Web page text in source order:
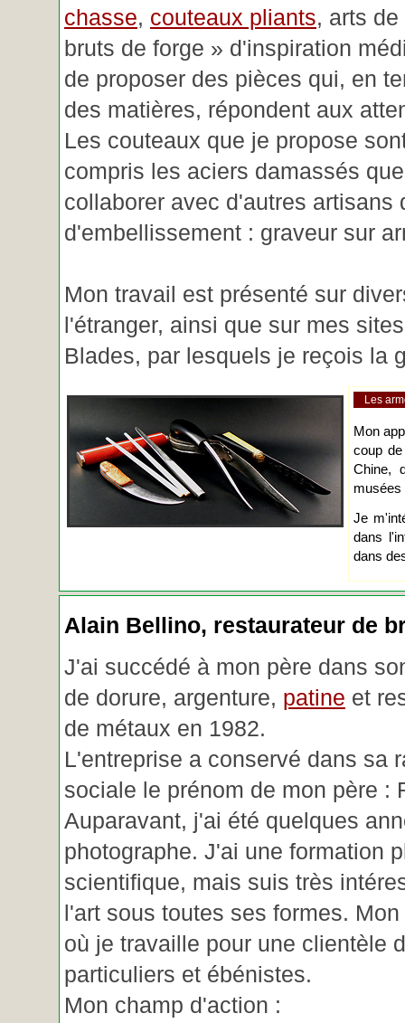
chasse, couteaux pliants, arts
bruts de forge » d'inspiration
de proposer des pièces qui, en
des matières, répondent aux
Les couteaux que je propose
compris les aciers damassés
collaborer avec d'autres artisans
d'embellissement : graveur sur
Mon travail est présenté sur
l'étranger, ainsi que sur mes
Blades, par lesquels je reçois la
Les
Mon
coup
Chine,
musées
Je
dans
dans
Alain Bellino, restaurateur de
J'ai succédé à mon père dans
de dorure, argenture, patine et
de métaux en 1982.
L'entreprise a conservé dans sa
sociale le prénom de mon père :
Auparavant, j'ai été quelques
photographe. J'ai une formation
scientifique, mais suis très
l'art sous toutes ses formes.
où je travaille pour une clientèle
particuliers et ébénistes.
Mon champ d'action :